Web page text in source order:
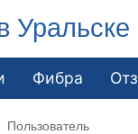
Уральске
Фибра
Пользователь